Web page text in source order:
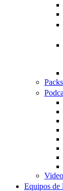
Video
Equipos de